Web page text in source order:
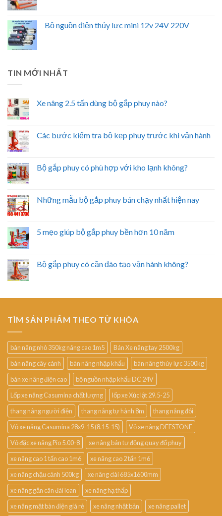
Bộ nguồn điện thủy lực mini 12v 24V 220V
TIN MỚI NHẤT
Xe nâng 2.5 tấn dùng bộ gắp phuy nào?
Các bước kiểm tra bộ kẹp phuy trước khi vận hành
Bộ gắp phuy có phù hợp với kho lạnh không?
Những mẫu bộ gắp phuy bán chạy nhất hiện nay
5 mẹo giúp bộ gắp phuy bền hơn 10 năm
Bộ gắp phuy có cần đào tạo vận hành không?
TÌM SẢN PHẨM THEO TỪ KHÓA
bàn nâng nhỏ 350kg nâng cao 1m5
Bán Xe nâng tay 2500kg
bàn nâng cây cảnh
bàn nâng nhập khẩu
bàn nâng thủy lực 3500kg
bán xe nâng điện cao
bộ nguồn nhập khẩu DC 24V
Lốp xe nâng Casumina chất lượng
lốp xe Xúc lật 29.5-25
thang nâng người điện
thang nâng tự hành 8m
thang nâng đôi
Vỏ xe nâng Casumina 28x9-15 (8.15-15)
Vỏ xe nâng DEESTONE
Vỏ đặc xe nâng Pio 5.00-8
xe nâng bán tự động quay đổ phuy
xe nâng cao 1 tấn cao 1m6
xe nâng cao 2 tấn 1m6
xe nâng chậu cảnh 500kg
xe nâng dài 685x1600mm
xe nâng gắn cân đài loan
xe nâng hạ thấp
xe nâng mặt bàn điện giá rẻ
xe nâng nhật bản
xe nâng pallet